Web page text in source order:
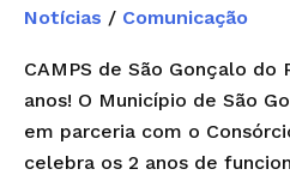
Notícias / Comunicação
CAMPS de São Gonçalo do
anos! O Município de São
em parceria com o
celebra os 2 anos de